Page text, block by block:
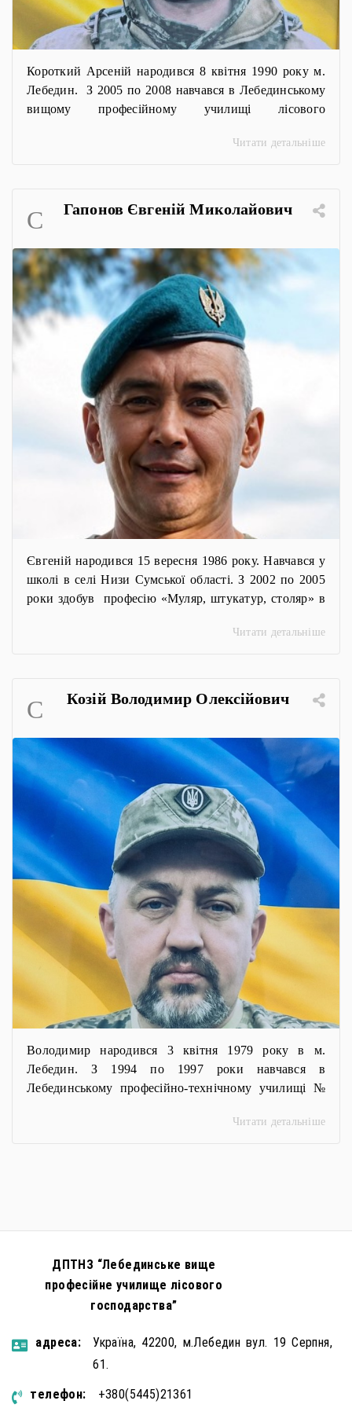
Короткий Арсеній народився 8 квітня 1990 року м.
Лебедин. З 2005 по 2008 навчався в Лебединському
вищому професійному училищі лісового
столяр». З січня 2025 року солдат Арсеній Короткий
штурмової Поліської бригади Десантно-штурмових
військ. Загинув 19 травня 2026 року поблизу […]
Читати детальніше
C Гапонов Євгеній Миколайович
Євгеній народився 15 вересня 1986 року. Навчався у
школі в селі Низи Сумської області. З 2002 по 2005
роки здобув професію «Муляр, штукатур, столяр» в
березня 2023 року став на захист України. Службу
здобув право […]
Читати детальніше
C Козій Володимир Олексійович
Володимир народився 3 квітня 1979 року в м.
Лебедин. З 1994 по 1997 роки навчався в
Лебединському професійно-технічному училищі №
Свій військовий шлях він розпочав ще у листопаді
Читати детальніше
ДПТНЗ “Лебединське вище
професійне училище лісового
господарства”
aдресa:
Україна, 42200, м.Лебедин вул. 19 Серпня,
61.
телефон:
+380(5445)21361